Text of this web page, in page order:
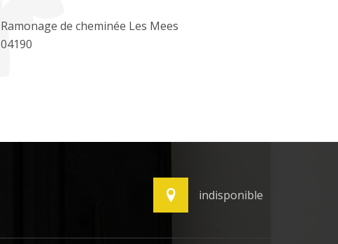
Ramonage de cheminée Les Mees
04190
indisponible